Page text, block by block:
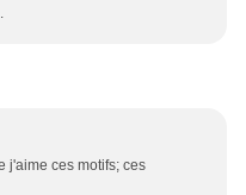
j'aime ces motifs; ces